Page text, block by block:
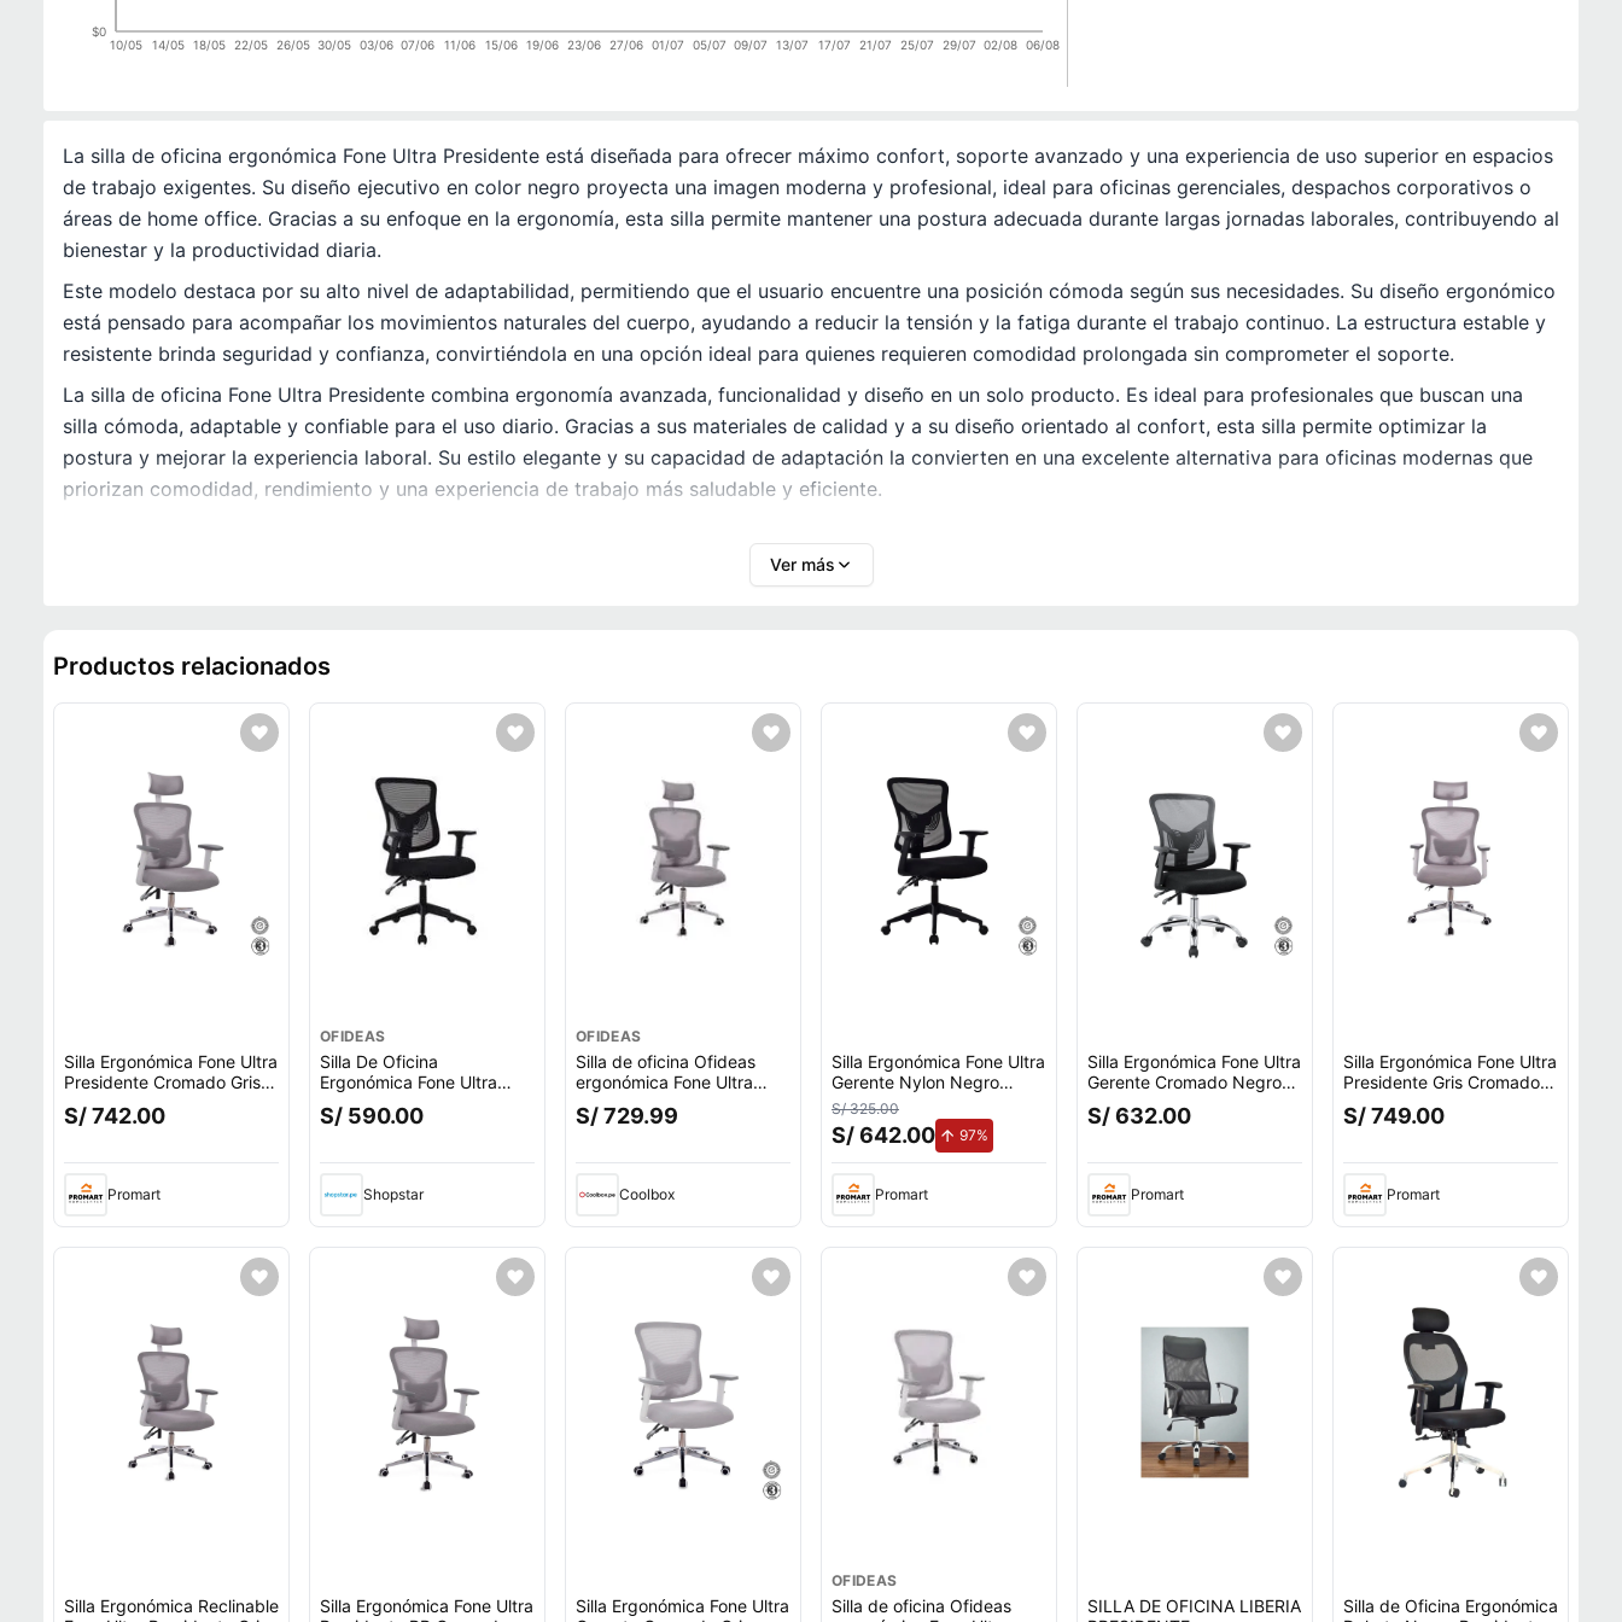
10/05 14/05 18/05 22/05 26/05 30/05 03/06 07/06 11/06 15/06 19/06 23/06 27/06 01/07 05/07 09/07 13/07 17/07 21/07 25/07 29/07 02/08 06/08
$0
La silla de oficina ergonómica Fone Ultra Presidente está diseñada para ofrecer máximo confort, soporte avanzado y una experiencia de uso superior en espacios
de trabajo exigentes. Su diseño ejecutivo en color negro proyecta una imagen moderna y profesional, ideal para oficinas gerenciales, despachos corporativos o
áreas de home office. Gracias a su enfoque en la ergonomía, esta silla permite mantener una postura adecuada durante largas jornadas laborales, contribuyendo al
bienestar y la productividad diaria.
Este modelo destaca por su alto nivel de adaptabilidad, permitiendo que el usuario encuentre una posición cómoda según sus necesidades. Su diseño ergonómico
está pensado para acompañar los movimientos naturales del cuerpo, ayudando a reducir la tensión y la fatiga durante el trabajo continuo. La estructura estable y
resistente brinda seguridad y confianza, convirtiéndola en una opción ideal para quienes requieren comodidad prolongada sin comprometer el soporte.
La silla de oficina Fone Ultra Presidente combina ergonomía avanzada, funcionalidad y diseño en un solo producto. Es ideal para profesionales que buscan una
silla cómoda, adaptable y confiable para el uso diario. Gracias a sus materiales de calidad y a su diseño orientado al confort, esta silla permite optimizar la
postura y mejorar la experiencia laboral. Su estilo elegante y su capacidad de adaptación la convierten en una excelente alternativa para oficinas modernas que
priorizan comodidad, rendimiento y una experiencia de trabajo más saludable y eficiente.
Ver más
Productos relacionados
Silla Ergonómica Fone Ultra
Presidente Cromado Gris
Althea Confort
S/ 742.00
Promart
OFIDEAS
Silla De Oficina
Ergonómica Fone Ultra
Negro Ofideas
S/ 590.00
Shopstar
OFIDEAS
Silla de oficina Ofideas
ergonómica Fone Ultra
presidente, reclinable, gris
oscuro
S/ 729.99
Coolbox
Silla Ergonómica Fone Ultra
Gerente Nylon Negro
Althea Confort
S/ 325.00
S/ 642.00 97%
Promart
Silla Ergonómica Fone Ultra
Gerente Cromado Negro
Althea Confort
S/ 632.00
Promart
Silla Ergonómica Fone Ultra
Presidente Gris Cromado
Ofideas
S/ 749.00
Promart
Silla Ergonómica Reclinable
Silla Ergonómica Fone Ultra
Silla Ergonómica Fone Ultra
OFIDEAS
Silla de oficina Ofideas
SILLA DE OFICINA LIBERIA
Silla de Oficina Ergonómica